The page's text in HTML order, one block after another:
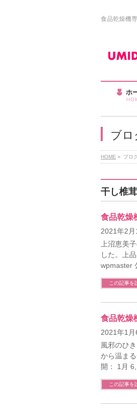
食品乾燥機
ホ
ブロ
HOME » ブロ
干し椎茸
食品乾燥
2021年2月
上沼恵美
した。上
wpmaster
この記事を
食品乾燥
2021年1月
風邪のひ
から温ま
開： 1月
この記事を